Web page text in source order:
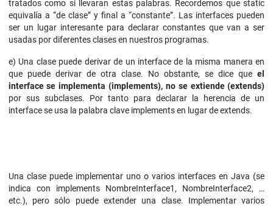
tratados como si llevaran estas palabras. Recordemos que static
equivalía a “de clase” y final a “constante”. Las interfaces pueden
ser un lugar interesante para declarar constantes que van a ser
usadas por diferentes clases en nuestros programas.
e) Una clase puede derivar de un interface de la misma manera en
que puede derivar de otra clase. No obstante, se dice queel
interface se implementa (implements), no se extiende (extends)
por sus subclases. Por tanto para declarar la herencia de un
interface se usa la palabra clave implements en lugar de extends.
Una clase puede implementar uno o varios interfaces en Java (se
indica con implements NombreInterface1, NombreInterface2, …
etc.), pero sólo puede extender una clase. Implementar varios